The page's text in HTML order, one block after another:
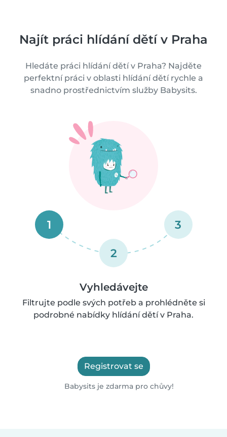
Najít práci hlídání dětí v Praha
Hledáte práci hlídání dětí v Praha? Najděte
perfektní práci v oblasti hlídání dětí rychle a
snadno prostřednictvím služby Babysits.
1
2
3
Vyhledávejte
Filtrujte podle svých potřeb a prohlédněte si
podrobné nabídky hlídání dětí v Praha.
Registrovat se
Babysits je zdarma pro chůvy!